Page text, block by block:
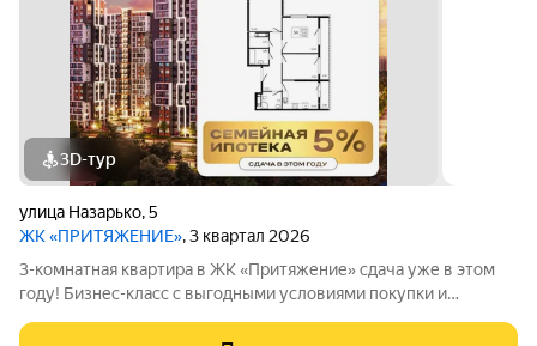
3D-тур
улица Назарько,5
ЖК «ПРИТЯЖЕНИЕ», 3 квартал 2026
3-комнатная квартира в ЖК «Притяжение» сдача уже в этом
году! Бизнес-класс с выгодными условиями покупки и